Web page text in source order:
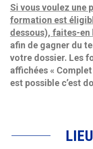
Si vous voulez une
formation est
dessous), faites-en
afin de gagner du
votre dossier. Les
affichées «
est possible c’est